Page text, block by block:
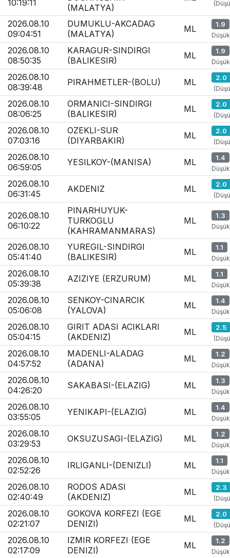
10:19:11
(MALATYA)
2026.08.10
09:04:51
DUMUKLU-AKCADAG
(MALATYA)
ML 1.9
2026.08.10
08:50:35
KARAGUR-SINDIRGI
(BALIKESIR)
ML 1.9
2026.08.10
08:39:48
PIRAHMETLER-(BOLU) ML 2.0
2026.08.10
08:06:25
ORMANICI-SINDIRGI
(BALIKESIR)
ML 2.0
2026.08.10
07:03:16
OZEKLI-SUR
(DIYARBAKIR)
ML 2.0
2026.08.10
06:59:05
YESILKOY-(MANISA) ML 1.4
2026.08.10
06:31:45
AKDENIZ ML 2.0
2026.08.10
06:10:22
PINARHUYUK-
TURKOGLU
(KAHRAMANMARAS)
ML 1.3
2026.08.10
05:41:40
YUREGIL-SINDIRGI
(BALIKESIR)
ML 1.1
2026.08.10
05:39:38
AZIZIYE (ERZURUM) ML 1.1
2026.08.10
05:06:08
SENKOY-CINARCIK
(YALOVA)
ML 1.4
2026.08.10
05:04:15
GIRIT ADASI ACIKLARI
(AKDENIZ)
ML 2.5
2026.08.10
04:57:52
MADENLI-ALADAG
(ADANA)
ML 1.2
2026.08.10
04:26:20
SAKABASI-(ELAZIG) ML 1.3
2026.08.10
03:55:05
YENIKAPI-(ELAZIG) ML 1.4
2026.08.10
03:29:53
OKSUZUSAGI-(ELAZIG) ML 1.2
2026.08.10
02:52:26
IRLIGANLI-(DENIZLI) ML 1.1
2026.08.10
02:40:49
RODOS ADASI
(AKDENIZ)
ML 2.3
2026.08.10
02:21:07
GOKOVA KORFEZI (EGE
DENIZI)
ML 2.0
2026.08.10
02:17:09
IZMIR KORFEZI (EGE
DENIZI)
ML 1.2